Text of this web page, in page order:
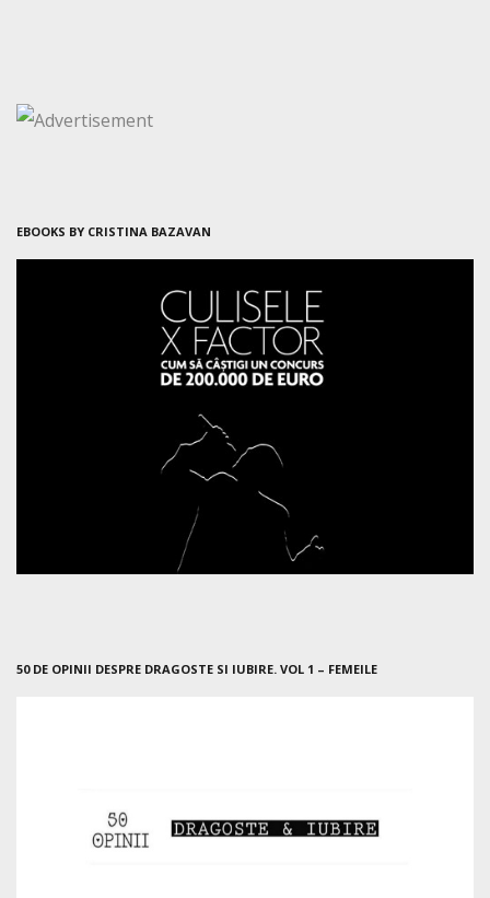
EBOOKS BY CRISTINA BAZAVAN
50 DE OPINII DESPRE DRAGOSTE SI IUBIRE. VOL 1 – FEMEILE